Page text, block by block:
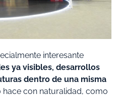
interesante
ya visibles, desarrollos
dentro de una misma
hace con naturalidad, como